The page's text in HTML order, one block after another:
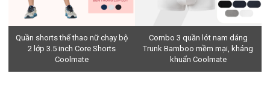
Quần shorts thể thao nữ chạy bộ
2 lớp 3.5 inch Core Shorts
Coolmate
Combo 3 quần lót nam dáng
Trunk Bamboo mềm mại, kháng
khuẩn Coolmate